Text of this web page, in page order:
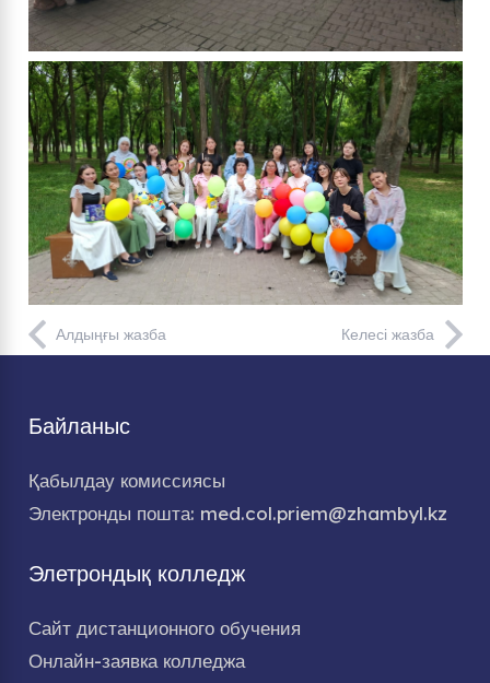
Алдыңғы жазба Келесі жазба
Байланыс
Қабылдау комиссиясы
Электронды пошта: med.col.priem@zhambyl.kz
Элетрондық колледж
Сайт дистанционного обучения
Онлайн-заявка колледжа